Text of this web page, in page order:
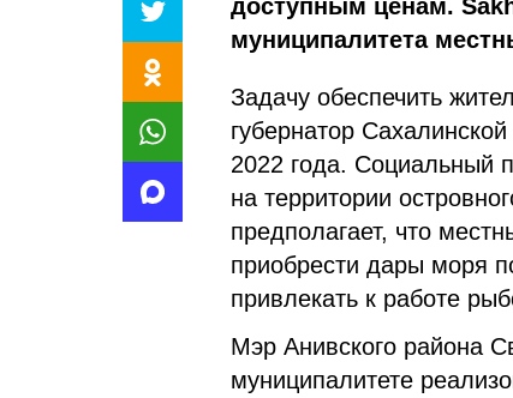
доступным ценам.
муниципалитета
Задачу обеспечить
губернатор
2022 года. Социальный
на территории
предполагает, что
приобрести дары моря
привлекать к работе
Мэр Анивского района
муниципалитете